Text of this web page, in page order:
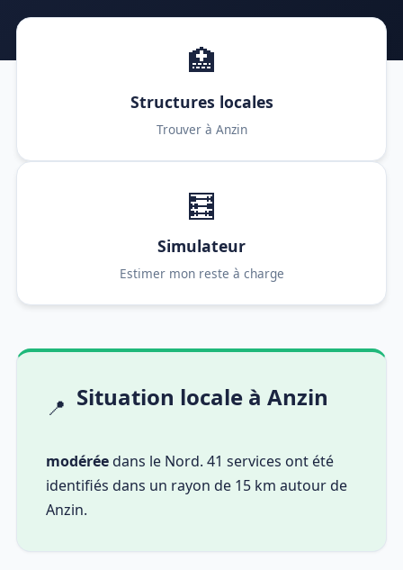
🏥
Structures locales
Trouver à Anzin
🧮
Simulateur
Estimer mon reste à charge
📍 Situation locale à Anzin
modéréedans le Nord. 41 services ont été
identifiés dans un rayon de 15 km autour de
Anzin.